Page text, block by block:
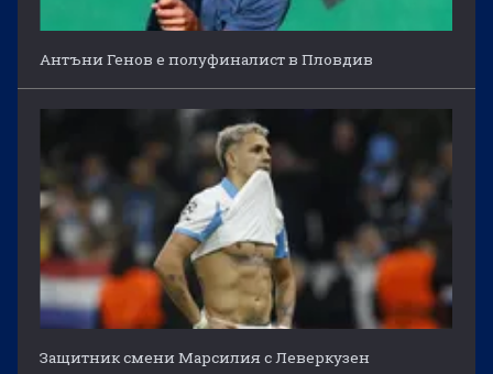
Антъни Генов е полуфиналист в Пловдив
Защитник смени Марсилия с Леверкузен